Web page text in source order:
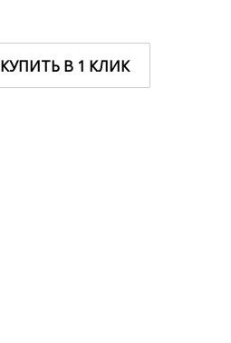
КУПИТЬ В 1 КЛИК